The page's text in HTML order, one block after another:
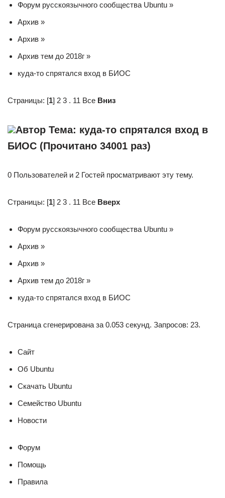
Форум русскоязычного сообщества Ubuntu »
Архив »
Архив »
Архив тем до 2018г »
куда-то спрятался вход в БИОС
Страницы: [1] 2 3 . 11 Все Вниз
Автор Тема: куда-то спрятался вход в
БИОС (Прочитано 34001 раз)
0 Пользователей и 2 Гостей просматривают эту тему.
Страницы: [1] 2 3 . 11 Все Вверх
Форум русскоязычного сообщества Ubuntu »
Архив »
Архив »
Архив тем до 2018г »
куда-то спрятался вход в БИОС
Страница сгенерирована за 0.053 секунд. Запросов: 23.
Сайт
Об Ubuntu
Скачать Ubuntu
Семейство Ubuntu
Новости
Форум
Помощь
Правила